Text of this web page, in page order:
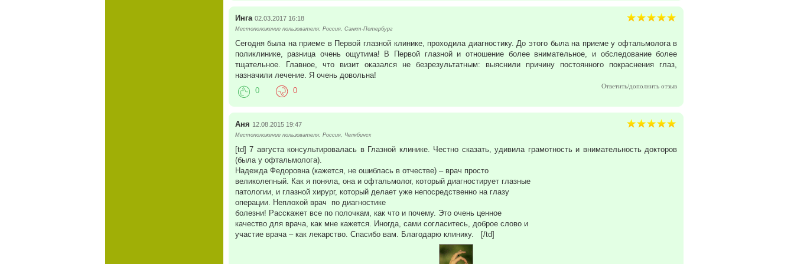
Инга 02.03.2017 16:18
Местоположение пользователя: Россия, Санкт-Петербург
Сегодня была на приеме в Первой глазной клинике, проходила диагностику. До этого была на приеме у офтальмолога в
поликлинике, разница очень ощутима! В Первой глазной и отношение более внимательное, и обследование более
тщательное. Главное, что визит оказался не безрезультатным: выяснили причину постоянного покраснения глаз,
назначили лечение. Я очень довольна!
Ответить/дополнить отзыв
0 0
Аня 12.08.2015 19:47
Местоположение пользователя: Россия, Челябинск
[td] 7 августа консультировалась в Глазной клинике. Честно сказать, удивила грамотность и внимательность докторов
(была у офтальмолога).
Надежда Федоровна (кажется, не ошиблась в отчестве) – врач просто
великолепный. Как я поняла, она и офтальмолог, который диагностирует глазные
патологии, и глазной хирург, который делает уже непосредственно на глазу
операции. Неплохой врач по диагностике
болезни! Расскажет все по полочкам, как что и почему. Это очень ценное
качество для врача, как мне кажется. Иногда, сами согласитесь, доброе слово и
участие врача – как лекарство. Спасибо вам. Благодарю клинику. [/td]